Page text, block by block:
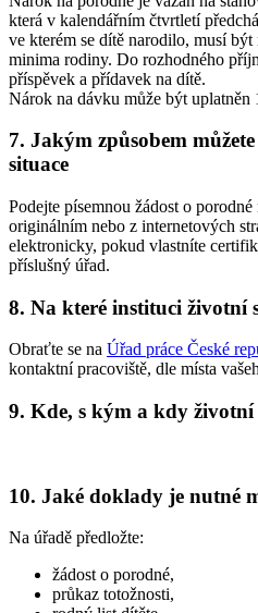
která v kalendářním čtvrtletí
ve kterém se dítě narodilo, musí
minima rodiny. Do rozhodného
příspěvek a přídavek na dítě.
Nárok na dávku může být uplatněn
7. Jakým způsobem
situace
Podejte písemnou žádost o
originálním nebo z internetových
elektronicky, pokud vlastníte
příslušný úřad.
8. Na které instituci životní
Obraťte se na Úřad práce České
kontaktní pracoviště, dle místa
9. Kde, s kým a kdy životní
10. Jaké doklady je nutné
Na úřadě předložte:
žádost o porodné,
průkaz totožnosti,